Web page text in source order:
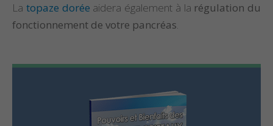
La topaze dorée aidera également à la régulation du
fonctionnement de votre pancréas.